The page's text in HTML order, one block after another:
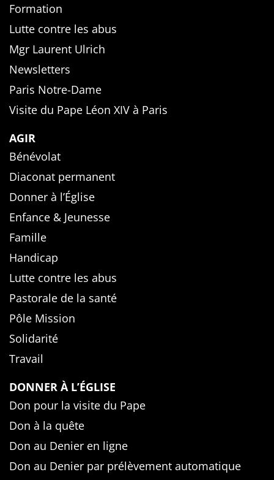
Formation
Lutte contre les abus
Mgr Laurent Ulrich
Newsletters
Paris Notre-Dame
Visite du Pape Léon XIV à Paris
AGIR
Bénévolat
Diaconat permanent
Donner à l’Église
Enfance & Jeunesse
Famille
Handicap
Lutte contre les abus
Pastorale de la santé
Pôle Mission
Solidarité
Travail
DONNER À L’ÉGLISE
Don pour la visite du Pape
Don à la quête
Don au Denier en ligne
Don au Denier par prélèvement automatique